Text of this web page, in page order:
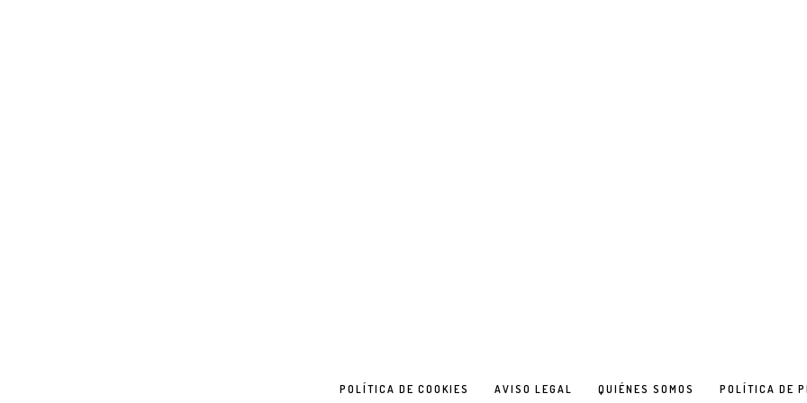
POLÍTICA DE COOKIES AVISO LEGAL QUIÉNES SOMOS POLÍTICA DE